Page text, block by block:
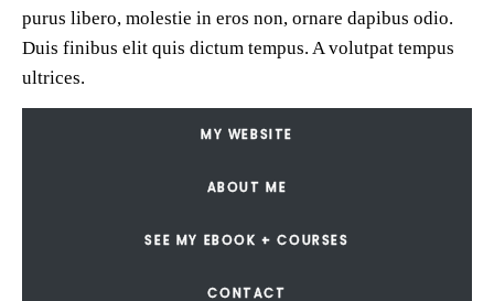
purus libero, molestie in eros non, ornare dapibus odio.
Duis finibus elit quis dictum tempus. A volutpat tempus
ultrices.
MY WEBSITE
ABOUT ME
SEE MY EBOOK + COURSES
CONTACT